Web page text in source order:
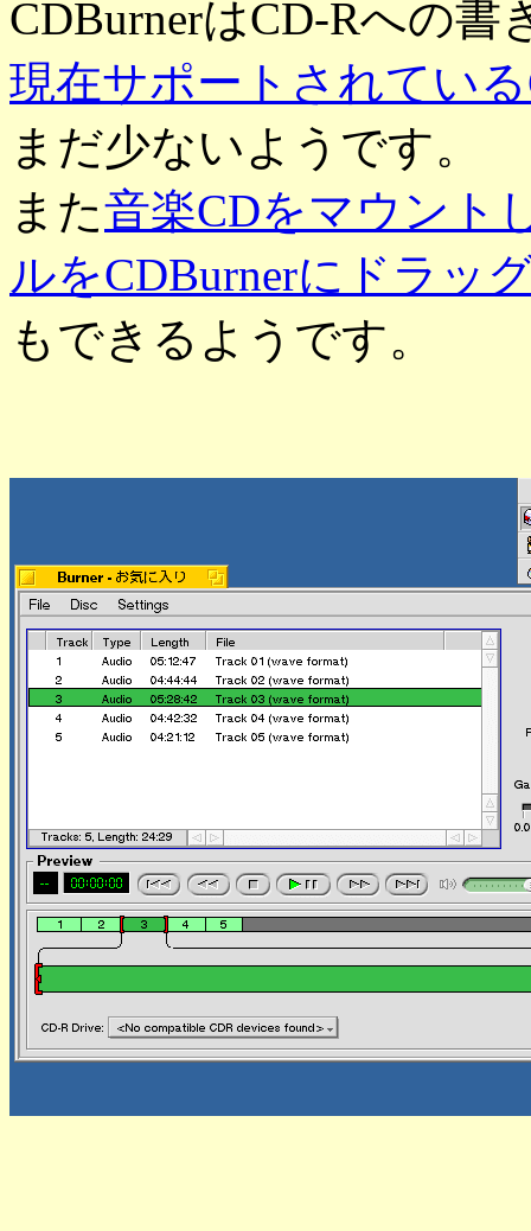
CDBurnerはCD-Rへの
現在サポートされてい
まだ少ないようです。
また音楽CDをマウント
ルをCDBurnerにドラッ
もできるようです。